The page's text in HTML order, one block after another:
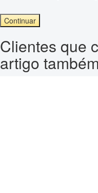
Continuar
Clientes que
artigo